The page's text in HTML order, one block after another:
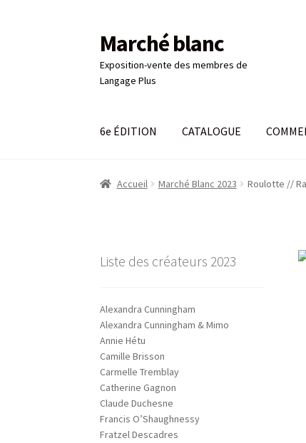
Aller
à
la
navigation
Aller
au
contenu
Marché blanc
Exposition-vente des membres de
Langage Plus
6e ÉDITION CATALOGUE
Accueil #661 (pas de titre) 6e ÉDITION
Accueil Marché Blanc 2023 Roulotte //
Liste des créateurs 2023
Alexandra Cunningham
Alexandra Cunningham & Mimo
Annie Hétu
Camille Brisson
Carmelle Tremblay
Catherine Gagnon
Claude Duchesne
Francis O’Shaughnessy
Fratzel Descadres